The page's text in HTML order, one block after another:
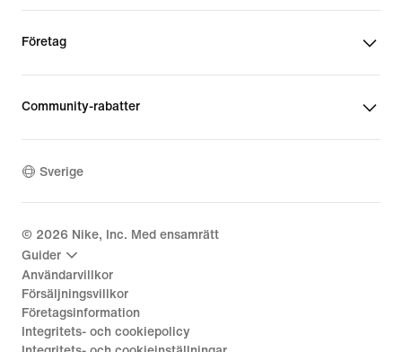
Företag
Community-rabatter
Sverige
© 2026 Nike, Inc. Med ensamrätt
Guider
Användarvillkor
Försäljningsvillkor
Företagsinformation
Integritets- och cookiepolicy